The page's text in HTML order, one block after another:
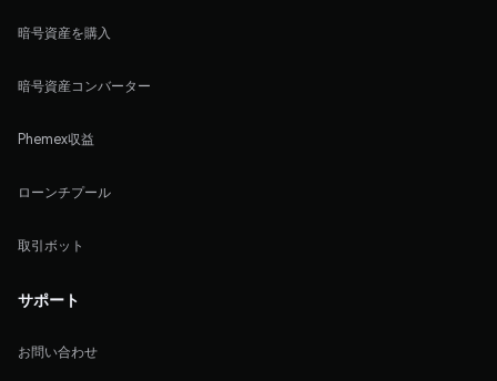
暗号資産を購入
暗号資産コンバーター
Phemex収益
ローンチプール
取引ボット
サポート
お問い合わせ